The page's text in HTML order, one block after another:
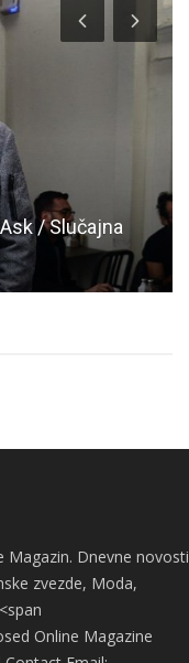
/ Slučajna
Magazin. Dnevne novosti
zvezde, Moda,
Online Magazine